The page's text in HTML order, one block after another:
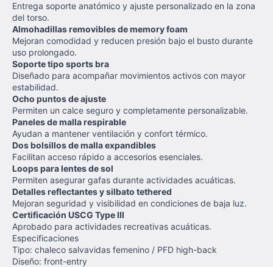
Entrega soporte anatómico y ajuste personalizado en la zona
del torso.
Almohadillas removibles de memory foam
Mejoran comodidad y reducen presión bajo el busto durante
uso prolongado.
Soporte tipo sports bra
Diseñado para acompañar movimientos activos con mayor
estabilidad.
Ocho puntos de ajuste
Permiten un calce seguro y completamente personalizable.
Paneles de malla respirable
Ayudan a mantener ventilación y confort térmico.
Dos bolsillos de malla expandibles
Facilitan acceso rápido a accesorios esenciales.
Loops para lentes de sol
Permiten asegurar gafas durante actividades acuáticas.
Detalles reflectantes y silbato tethered
Mejoran seguridad y visibilidad en condiciones de baja luz.
Certificación USCG Type III
Aprobado para actividades recreativas acuáticas.
Especificaciones
Tipo: chaleco salvavidas femenino / PFD high-back
Diseño: front-entry